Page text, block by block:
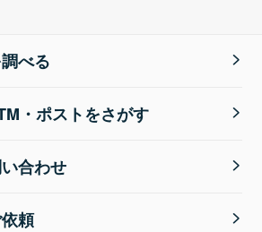
べる
・ポストをさがす
合わせ
頼